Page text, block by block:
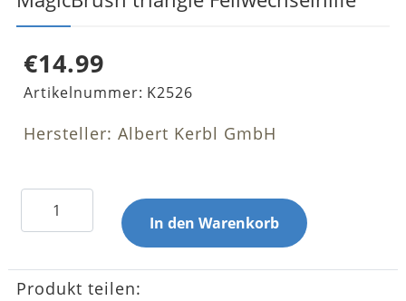
€14.99
Artikelnummer: K2526
Hersteller: Albert Kerbl GmbH
Produkt teilen: